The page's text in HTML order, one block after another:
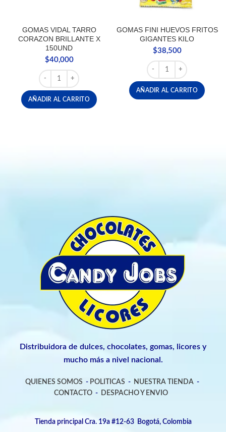
GOMAS VIDAL TARRO
CORAZON BRILLANTE X
150UND
$40,000
GOMAS VIDAL TARRO CORAZON BRILLANTE X 150UND
AÑADIR AL CARRITO
GOMAS FINI HUEVOS FRITOS
GIGANTES KILO
$38,500
GOMAS FINI HUEVOS
AÑADIR AL CARRITO
Distribuidora de dulces, chocolates, gomas, licores y
mucho más a nivel nacional.
QUIENES SOMOS - POLITICAS - NUESTRA TIENDA -
CONTACTO- DESPACHO Y ENVIO
Tienda principal Cra. 19a #12-63 Bogotá, Colombia